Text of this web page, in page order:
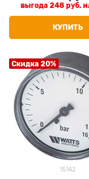
выгода 248 руб.
КУПИТЬ
Скидка 20%
15142